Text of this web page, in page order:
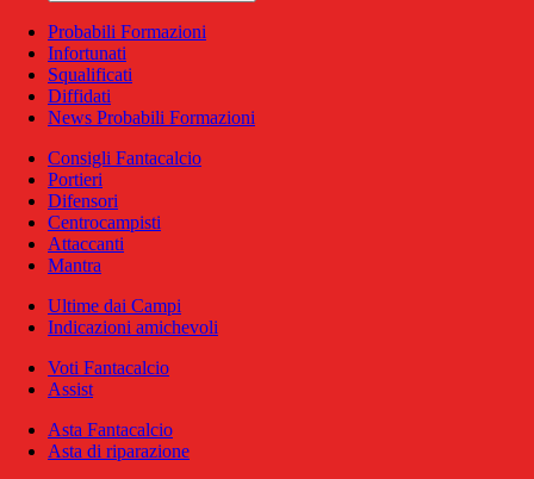
Probabili Formazioni
Infortunati
Squalificati
Diffidati
News Probabili Formazioni
Consigli Fantacalcio
Portieri
Difensori
Centrocampisti
Attaccanti
Mantra
Ultime dai Campi
Indicazioni amichevoli
Voti Fantacalcio
Assist
Asta Fantacalcio
Asta di riparazione